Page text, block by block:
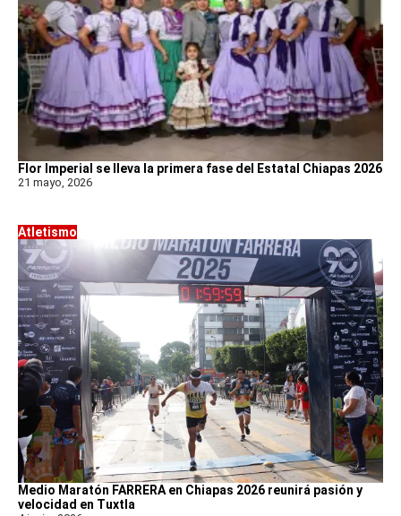
Flor Imperial se lleva la primera fase del Estatal Chiapas 2026
21 mayo, 2026
Atletismo
Medio Maratón FARRERA en Chiapas 2026 reunirá pasión y
velocidad en Tuxtla